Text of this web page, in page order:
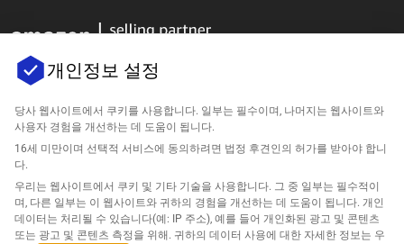
회사
지원
아마존을 위한 솔루션
개인정보 설정
당사 웹사이트에서 쿠키를 사용합니다. 일부는 필수이며, 나머지는 웹사이트와
사용자 경험을 개선하는 데 도움이 됩니다.
16세 미만이며 선택적 서비스에 동의하려면 법정 후견인의 허가를 받아야 합니
다.
우리는 웹사이트에서 쿠키 및 기타 기술을 사용합니다. 그 중 일부는 필수적이
며, 다른 일부는 이 웹사이트와 귀하의 경험을 개선하는 데 도움이 됩니다. 개인
데이터는 처리될 수 있습니다(예: IP 주소), 예를 들어 개인화된 광고 및 콘텐츠
또는 광고 및 콘텐츠 측정을 위해. 귀하의 데이터 사용에 대한 자세한 정보는 우